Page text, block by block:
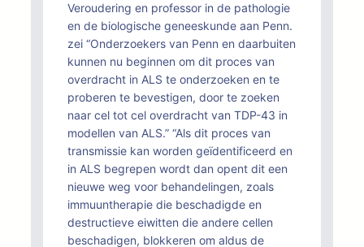
Veroudering en professor in de pathologie
en de biologische geneeskunde aan Penn.
zei “Onderzoekers van Penn en daarbuiten
kunnen nu beginnen om dit proces van
overdracht in ALS te onderzoeken en te
proberen te bevestigen, door te zoeken
naar cel tot cel overdracht van TDP-43 in
modellen van ALS.” “Als dit proces van
transmissie kan worden geïdentificeerd en
in ALS begrepen wordt dan opent dit een
nieuwe weg voor behandelingen, zoals
immuuntherapie die beschadigde en
destructieve eiwitten die andere cellen
beschadigen, blokkeren om aldus de